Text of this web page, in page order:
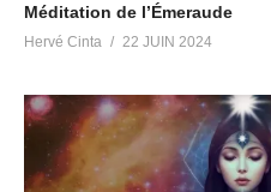
Méditation de l’Émeraude
Hervé Cinta 22 JUIN 2024